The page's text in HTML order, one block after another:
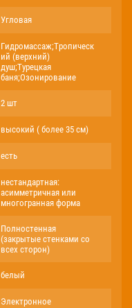
Угловая
Гидромассаж;Тропическ
ий (верхний)
душ;Турецкая
баня;Озонирование
2 шт
высокий ( более 35 см)
есть
нестандартная:
асимметричная или
многогранная форма
Полностенная
(закрытые стенками со
всех сторон)
белый
Электронное